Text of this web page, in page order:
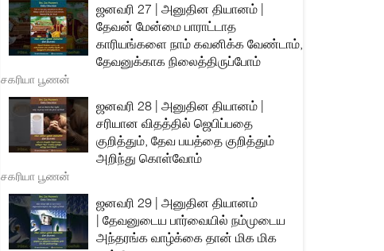
ஜனவரி 27 | அனுதின தியானம் |
தேவன் மேன்மை பாராட்டாத
காரியங்களை நாம் கவனிக்க வேண்டாம்,
தேவனுக்காக நிலைத்திருப்போம்
சகரியா பூணன்
ஜனவரி 28 | அனுதின தியானம் |
சரியான விதத்தில் ஜெபிப்பதை
குறித்தும், தேவ பயத்தை குறித்தும்
அறிந்து கொள்வோம்
சகரியா பூணன்
ஜனவரி 29 | அனுதின தியானம்
| தேவனுடைய பார்வையில் நம்முடைய
அந்தரங்க வாழ்க்கை தான் மிக மிக